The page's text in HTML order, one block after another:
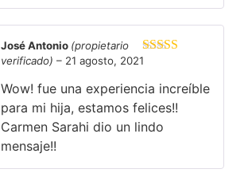
Valorado en
José Antonio (propietario
verificado) – 21 agosto, 2021
Wow! fue una experiencia increíble
para mi hija, estamos felices!!
Carmen Sarahi dio un lindo
mensaje!!